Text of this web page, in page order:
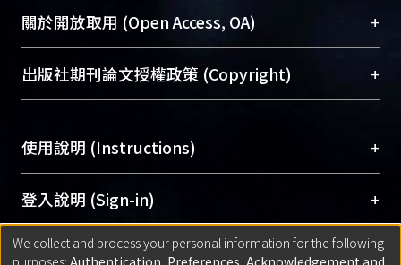
成果。
To permanently archive and promote researcher
profiles and scholarly works, Library integrates the
services of “NTU Repository” with “Academic
Sciences Library)
關於開放取用 (Open Access, OA) +
開放取用是從使用者角度提升資訊取用性的社會運
動，應用在學術研究上是透過將研究著作公開供使
用逐年攀升。同時可加速研究發展、提升研究影響
Archive）平台。 （點選深入了解OA）
出版社期刊論文授權政策 (Copyright) +
含部分內容的版權非匯入者所有，或由第三方贊
助與合作完成，請確認該版權所有者及第三方同
意提供此授權。
Please represent that the submission is your
original work, and that you have the right to
使用說明 (Instructions) +
網站簡介(Quickstart Guide)
使用手冊(Instruction Manual)
線上預約服務(Booking Service)
登入說明 (Sign-in) +
方案一：臺灣大學計算機中心帳號登入
匯入著作 (Submission) +
We collect and process your personal information for the following
purposes: Authentication, Preferences, Acknowledgement and